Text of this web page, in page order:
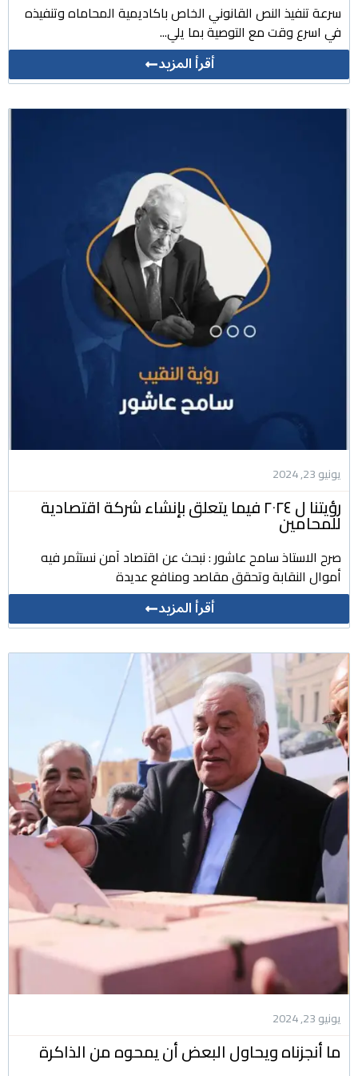
سرعة تنفيذ النص القانوني الخاص باكاديمية المحاماه وتنفيذه
في اسرع وقت مع التوصية بما يلي...
أقرأ المزيد
يونيو 23, 2024
رؤيتنا ل ٢٠٢٤ فيما يتعلق بإنشاء شركة اقتصادية
للمحامين
صرح الاستاذ سامح عاشور : نبحث عن اقتصاد آمن نستثمر فيه
أموال النقابة وتحقق مقاصد ومنافع عديدة
أقرأ المزيد
يونيو 23, 2024
ما أنجزناه ويحاول البعض أن يمحوه من الذاكرة